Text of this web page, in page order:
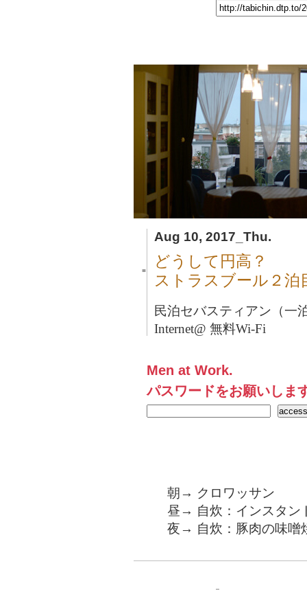
Aug 10, 2017_Thu.
■
どうして円高？
ストラスブール２泊
民泊セバスティアン（一
Internet@ 無料Wi-Fi
Men at Work.
パスワードをお願いしま
朝→ クロワッサン
昼→ 自炊：インスタン
夜→ 自炊：豚肉の味噌